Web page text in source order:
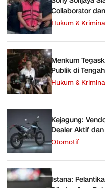
Collaborator
Hukum &
Menkum
Publik di
Hukum &
Kejagung:
Dealer Aktif
Otomotif
Istana: